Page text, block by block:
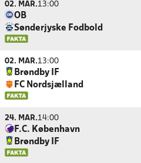
02. MAR.13:00
OB
Sønderjyske Fodbold
02. MAR.13:00
Brøndby IF
FC Nordsjælland
24. MAR.14:00
F.C. København
Brøndby IF